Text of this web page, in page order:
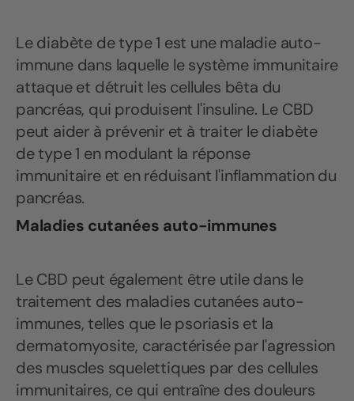
Le diabète de type 1 est une maladie auto-
immune dans laquelle le système immunitaire
attaque et détruit les cellules bêta du
pancréas, qui produisent l'insuline. Le CBD
peut aider à prévenir et à traiter le diabète
de type 1 en modulant la réponse
immunitaire et en réduisant l'inflammation du
pancréas.
Maladies cutanées auto-immunes
Le CBD peut également être utile dans le
traitement des maladies cutanées auto-
immunes, telles que le psoriasis et la
dermatomyosite, caractérisée par l'agression
des muscles squelettiques par des cellules
immunitaires, ce qui entraîne des douleurs